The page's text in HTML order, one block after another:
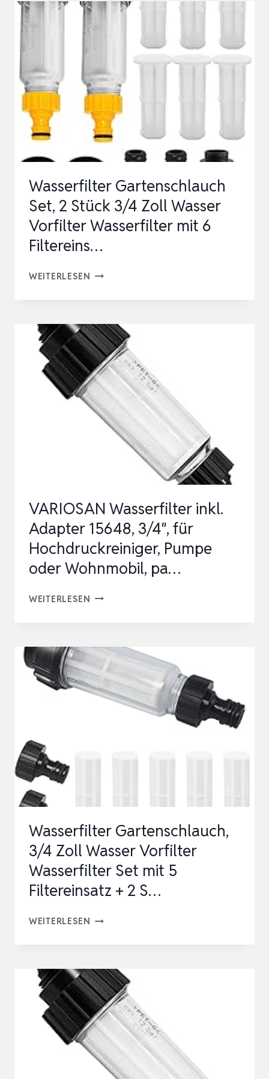
FÜR
Wasserfilter Gartenschlauch
Set, 2 Stück 3/4 Zoll Wasser
Vorfilter Wasserfilter mit 6
Filtereins…
WEITERLESEN WASSERFILTER
2
STÜCK
3/4
ZOLL
WASSER
VORFILTER
WASSERFILTER
VARIOSAN Wasserfilter inkl.
Adapter 15648, 3/4″, für
Hochdruckreiniger, Pumpe
oder Wohnmobil, pa…
WEITERLESEN VARIOSAN
ADAPTER
15648,
3/4″,
HOCHDRUCKREINIGER,
ODER
Wasserfilter Gartenschlauch,
3/4 Zoll Wasser Vorfilter
Wasserfilter Set mit 5
Filtereinsatz + 2 S…
WEITERLESEN WASSERFILTER
ZOLL
WASSER
VORFILTER
WASSERFILTER
SET
MIT